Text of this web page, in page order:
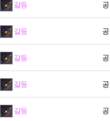
갈등
갈등
갈등
갈등
갈등